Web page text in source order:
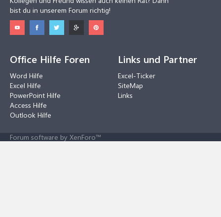
bist du in unserem Forum richtig!
Office Hilfe Foren
Word Hilfe
Excel Hilfe
PowerPoint Hilfe
Access Hilfe
Outlook Hilfe
Links und Partner
Excel-Ticker
SiteMap
Links
Forum software by XenForo™